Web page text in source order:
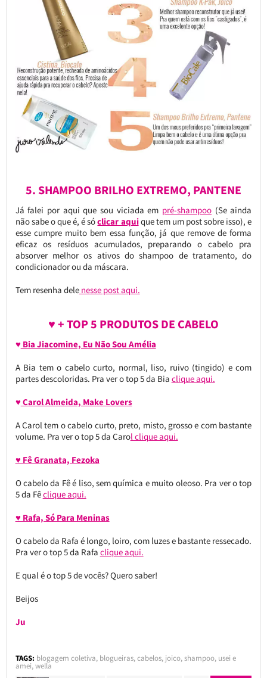
5. SHAMPOO BRILHO EXTREMO, PANTENE
Já falei por aqui que sou viciada em pré-shampoo (Se ainda
não sabe o que é, é sóclicar aquique tem um post sobre isso), e
esse cumpre muito bem essa função, já que remove de forma
eficaz os resíduos acumulados, preparando o cabelo pra
absorver melhor os ativos do shampoo de tratamento, do
condicionador ou da máscara.
Tem resenha delenesse post aqui.
♥ + TOP 5 PRODUTOS DE CABELO
♥Bia Jiacomine, Eu Não Sou Amélia
A Bia tem o cabelo curto, normal, liso, ruivo (tingido) e com
partes descoloridas. Pra ver o top 5 da Bia clique aqui.
♥Carol Almeida, Make Lovers
A Carol tem o cabelo curto, preto, misto, grosso e com bastante
volume. Pra ver o top 5 da Carol clique aqui.
♥ Fê Granata, Fezoka
O cabelo da Fê é liso, sem química e muito oleoso. Pra ver o top
5 da Fêclique aqui.
♥ Rafa, Só Para Meninas
O cabelo da Rafa é longo, loiro, com luzes e bastante ressecado.
Pra ver o top 5 da Rafa clique aqui.
E qual é o top 5 de vocês? Quero saber!
Beijos
Ju
TAGS: blogagem coletiva, blogueiras,cabelos, joico,shampoo, usei e
amei,wella